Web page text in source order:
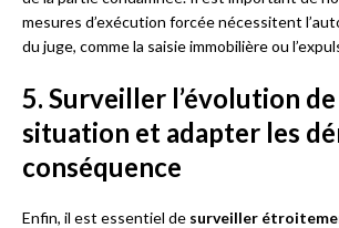
mesures d’exécution forcée nécessitent
du juge, comme la saisie immobilière ou
5. Surveiller l’évolution
situation et adapter les
conséquence
Enfin, il est essentiel de surveiller